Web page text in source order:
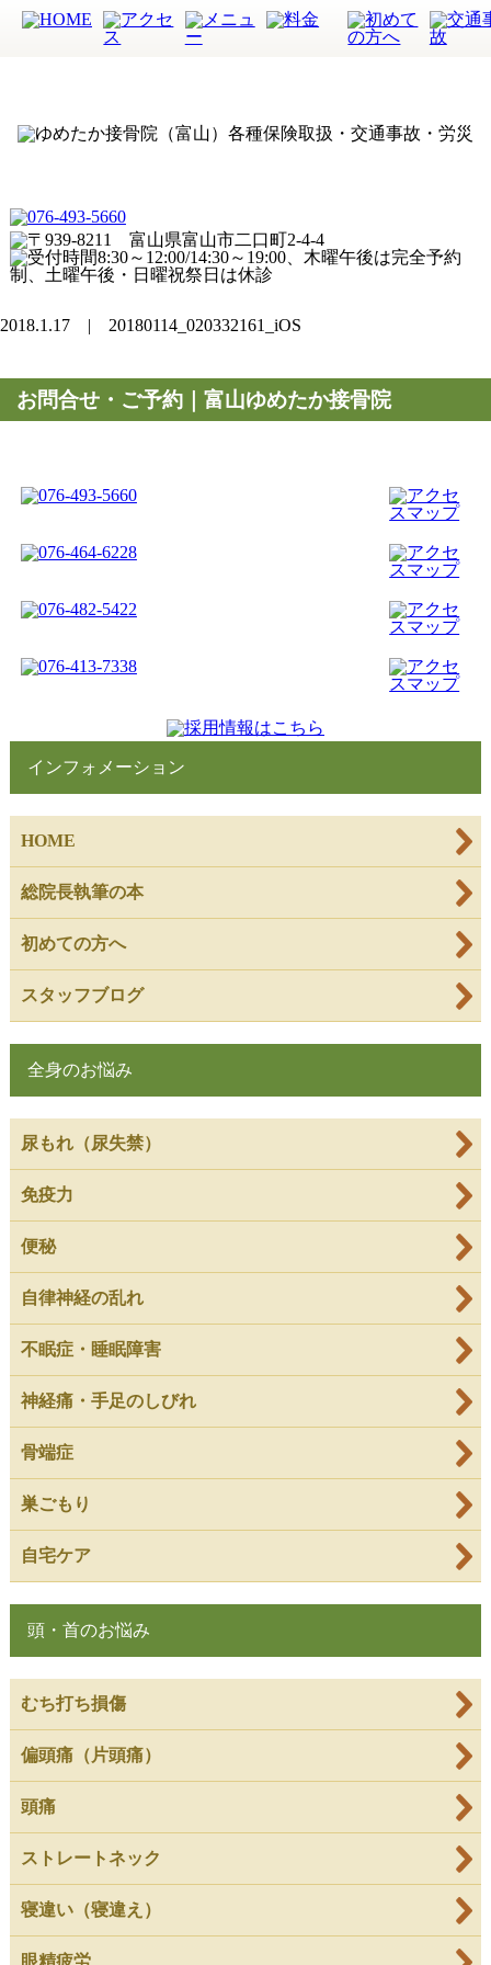
2018.1.17 | 20180114_020332161_iOS
お問合せ・ご予約｜富山ゆめたか接骨院
インフォメーション
HOME
総院長執筆の本
初めての方へ
スタッフブログ
全身のお悩み
尿もれ（尿失禁）
免疫力
便秘
自律神経の乱れ
不眠症・睡眠障害
神経痛・手足のしびれ
骨端症
巣ごもり
自宅ケア
頭・首のお悩み
むち打ち損傷
偏頭痛（片頭痛）
頭痛
ストレートネック
寝違い（寝違え）
眼精疲労